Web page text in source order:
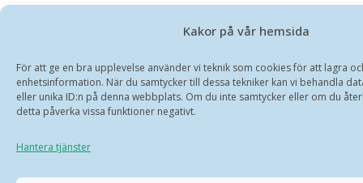
Kakor på vår hemsida
För att ge en bra upplevelse använder vi teknik som cookies för att lagra
enhetsinformation. När du samtycker till dessa tekniker kan vi behandla
eller unika ID:n på denna webbplats. Om du inte samtycker eller om du
detta påverka vissa funktioner negativt.
Hantera tjänster